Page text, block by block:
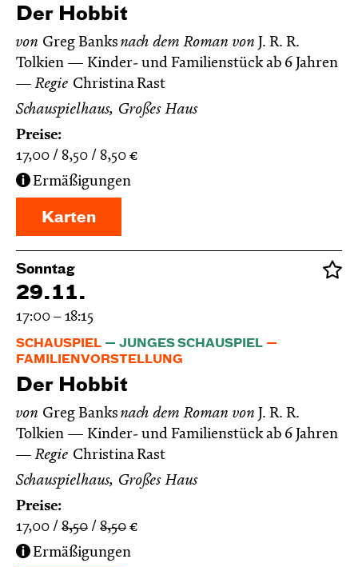
Der Hobbit
von Greg Banks nach dem Roman von J. R. R.
Tolkien
Kinder- und Familienstück ab 6 Jahren
Regie Christina Rast
Schauspielhaus, Großes Haus
Preise:
17,00
8,50 8,50 €
Ermäßigungen
Karten
Sonntag
29.11.
17:00 – 18:15
SCHAUSPIEL
JUNGES SCHAUSPIEL
FAMILIENVORSTELLUNG
Der Hobbit
von Greg Banks nach dem Roman von J. R. R.
Tolkien
Kinder- und Familienstück ab 6 Jahren
Regie Christina Rast
Schauspielhaus, Großes Haus
Preise:
17,00
8,50 8,50 €
Ermäßigungen